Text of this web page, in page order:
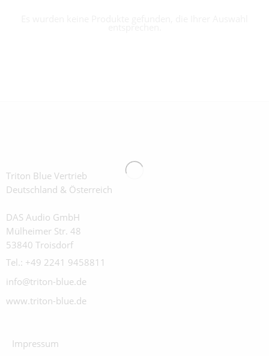
Triton Blue Vertrieb
Deutschland & Österreich
DAS Audio GmbH
Mülheimer Str. 48
53840 Troisdorf
Tel.: +49 2241 9458811
info@triton-blue.de
www.triton-blue.de
Impressum